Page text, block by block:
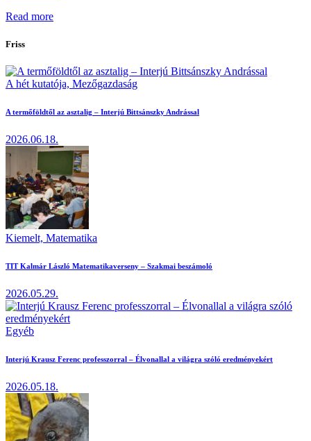
Read more
Friss
A hét kutatója, Mezőgazdaság
A termőföldtől az asztalig – Interjú Bittsánszky Andrással
2026.06.18.
Kiemelt, Matematika
TIT Kalmár László Matematikaverseny – Szakmai beszámoló
2026.05.29.
Egyéb
Interjú Krausz Ferenc professzorral – Élvonallal a világra szóló eredményekért
2026.05.18.